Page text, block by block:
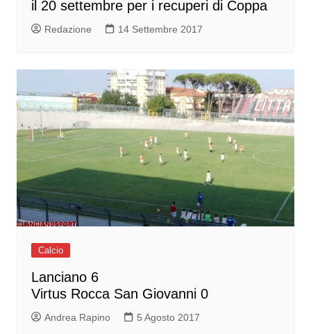
il 20 settembre per i recuperi di Coppa
Redazione 14 Settembre 2017
Calcio
Lanciano 6
Virtus Rocca San Giovanni 0
Andrea Rapino 5 Agosto 2017